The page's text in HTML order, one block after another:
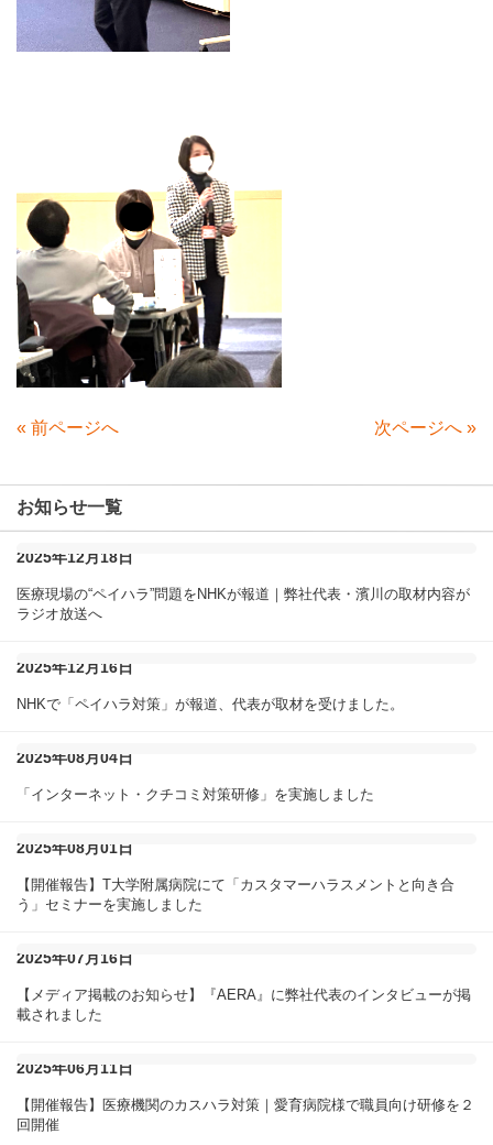
« 前ページへ 次ページへ »
お知らせ一覧
2025年12月18日
医療現場の“ペイハラ”問題をNHKが報道｜弊社代表・濱川の取材内容が
ラジオ放送へ
2025年12月16日
NHKで「ペイハラ対策」が報道、代表が取材を受けました。
2025年08月04日
「インターネット・クチコミ対策研修」を実施しました
2025年08月01日
【開催報告】T大学附属病院にて「カスタマーハラスメントと向き合
う」セミナーを実施しました
2025年07月16日
【メディア掲載のお知らせ】『AERA』に弊社代表のインタビューが掲
載されました
2025年06月11日
【開催報告】医療機関のカスハラ対策｜愛育病院様で職員向け研修を２
回開催